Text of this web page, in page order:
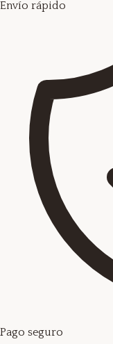
Envío rápido
Pago seguro